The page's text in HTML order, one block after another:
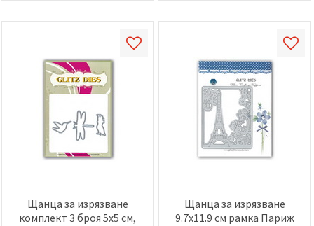
Щанца за изрязване
комплект 3 броя 5x5 см,
Щанца за изрязване
9.7x11.9 см рамка Париж